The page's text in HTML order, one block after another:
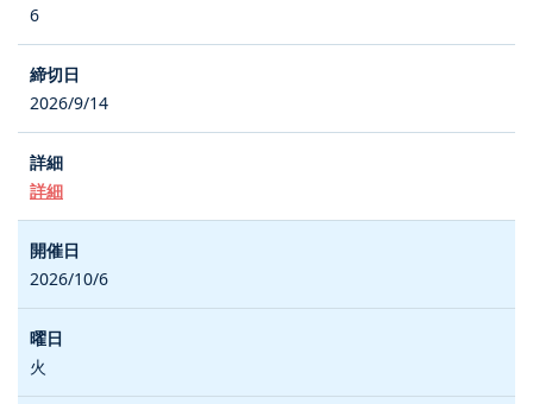
6
2026/9/14
詳細
2026/10/6
火